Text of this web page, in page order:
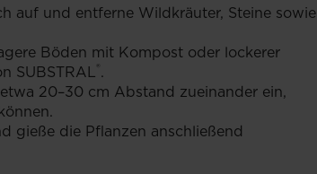
auf und entferne Wildkräuter, Steine sowie
Böden mit Kompost oder lockerer
SUBSTRAL®.
20–30 cm Abstand zueinander ein,
gieße die Pflanzen anschließend